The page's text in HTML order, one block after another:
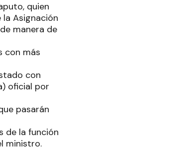
quien
Asignación
manera de
con más
con
oficial por
pasarán
de la función
ministro.